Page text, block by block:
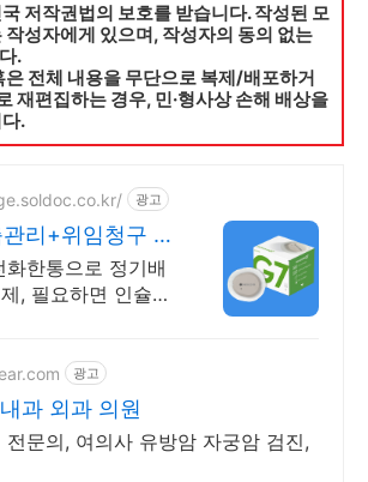
저작권법의 보호를 받습니다. 작성된 모
작성자에게 있으며, 작성자의 동의 없는
.
은 전체 내용을 무단으로 복제/배포하거
재편집하는 경우, 민·형사상 손해 배상을
.
광고
리+위임청구 복
ZERO
한통으로 정기배
, 필요하면 인슐린
광고
과 외과 의원
, 여의사 유방암 자궁암 검진,